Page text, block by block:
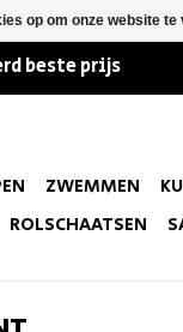
beste prijs
ZWEMMEN
ROLSCHAATSEN
op om onze website